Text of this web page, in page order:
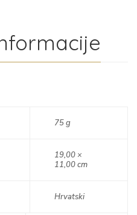
75 g
19,00 ×
11,00 cm
Hrvatski